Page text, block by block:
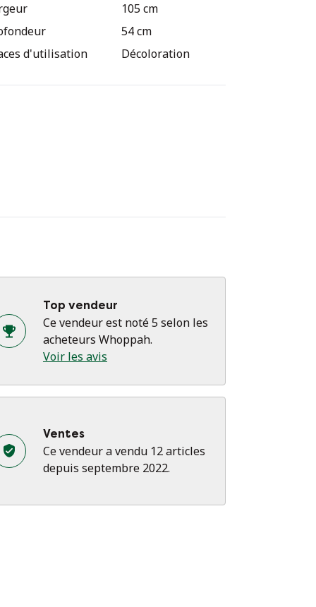
105 cm
54 cm
d'utilisation
Décoloration
Top vendeur
Ce vendeur est noté 5 selon les
acheteurs Whoppah.
Voir les avis
Ventes
Ce vendeur a vendu 12 articles
depuis septembre 2022.